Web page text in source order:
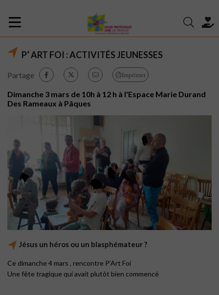
P’ ART FOI : ACTIVITÉS JEUNESSES
Partage Imprimer
Dimanche 3 mars de 10h à 12 h à l'Espace Marie Durand
Des Rameaux à Pâques
Jésus un héros ou un blasphémateur ?
Ce dimanche 4 mars , rencontre P’Art Foi
Une fête tragique qui avait plutôt bien commencé